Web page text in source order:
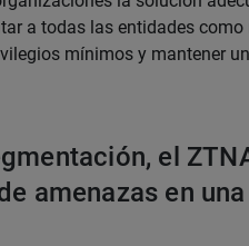
a todas las entidades como
mínimos y mantener
el
amenazas en